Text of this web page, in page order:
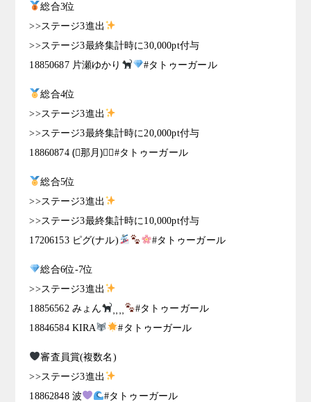
総合3位
>>ステージ3進出
>>ステージ3最終集計時に30,000pt付与
18850687 片瀬ゆかり
#タトゥーガール
総合4位
>>ステージ3進出
>>ステージ3最終集計時に20,000pt付与
18860874 (⃔那月)⃕↝#タトゥーガール
総合5位
>>ステージ3進出
>>ステージ3最終集計時に10,000pt付与
17206153 ピグ(ナル)
#タトゥーガール
総合6位-7位
>>ステージ3進出
18856562 みょん
#タトゥーガール
18846584 KIRA
#タトゥーガール
審査員賞(複数名)
>>ステージ3進出
18862848 波
#タトゥーガール